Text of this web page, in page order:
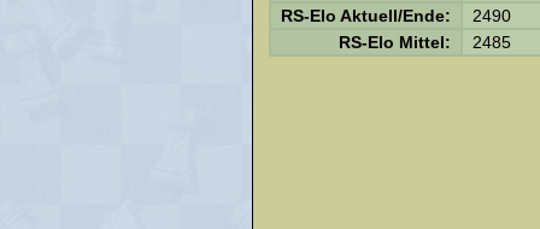
RS-Elo Aktuell/Ende:
2490
RS-Elo Mittel:
2485